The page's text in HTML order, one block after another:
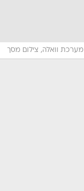
מערכת וואלה, צילום מסך